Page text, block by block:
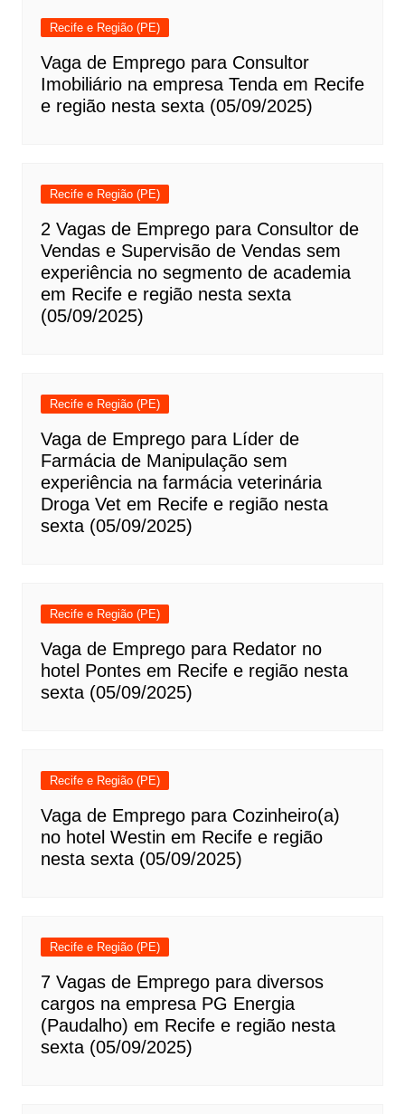
Recife e Região (PE)
Vaga de Emprego para Consultor
Imobiliário na empresa Tenda em Recife
e região nesta sexta (05/09/2025)
Recife e Região (PE)
2 Vagas de Emprego para Consultor de
Vendas e Supervisão de Vendas sem
experiência no segmento de academia
em Recife e região nesta sexta
(05/09/2025)
Recife e Região (PE)
Vaga de Emprego para Líder de
Farmácia de Manipulação sem
experiência na farmácia veterinária
Droga Vet em Recife e região nesta
sexta (05/09/2025)
Recife e Região (PE)
Vaga de Emprego para Redator no
hotel Pontes em Recife e região nesta
sexta (05/09/2025)
Recife e Região (PE)
Vaga de Emprego para Cozinheiro(a)
no hotel Westin em Recife e região
nesta sexta (05/09/2025)
Recife e Região (PE)
7 Vagas de Emprego para diversos
cargos na empresa PG Energia
(Paudalho) em Recife e região nesta
sexta (05/09/2025)